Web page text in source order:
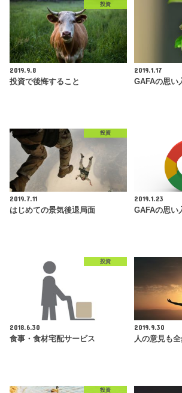
投資
2019.9.8
投資で後悔すること
2019.1.17
GAFAの思い
投資
2019.7.11
はじめての景気後退局面
2019.1.23
GAFAの思い
投資
2018.6.30
食事・食材宅配サービス
2019.9.30
人の意見も
投資